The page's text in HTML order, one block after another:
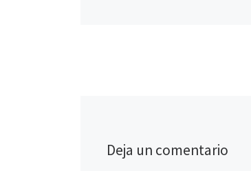
Deja un comentario